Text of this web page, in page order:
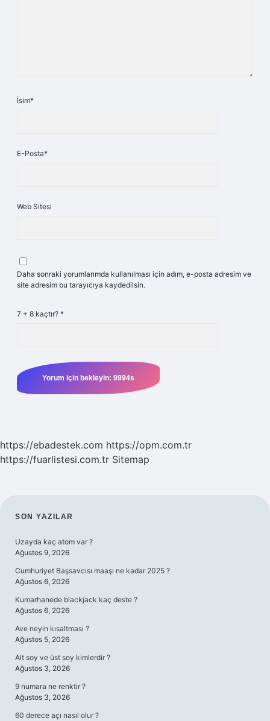
İsim*
E-Posta*
Web Sitesi
Daha sonraki yorumlarımda kullanılması için adım, e-posta adresim ve
site adresim bu tarayıcıya kaydedilsin.
7 + 8 kaçtır? *
https://ebadestek.com https://opm.com.tr
https://fuarlistesi.com.tr Sitemap
SIDEBAR
SON YAZILAR
Uzayda kaç atom var ?
Ağustos 9, 2026
Cumhuriyet Başsavcısı maaşı ne kadar 2025 ?
Ağustos 6, 2026
Kumarhanede blackjack kaç deste ?
Ağustos 6, 2026
Ave neyin kısaltması ?
Ağustos 5, 2026
Alt soy ve üst soy kimlerdir ?
Ağustos 3, 2026
9 numara ne renktir ?
Ağustos 3, 2026
60 derece açı nasıl olur ?